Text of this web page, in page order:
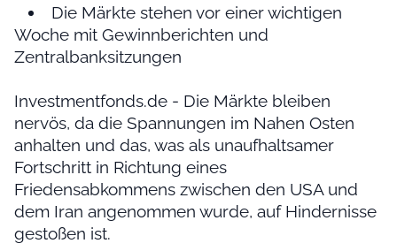
Die Märkte stehen vor einer wichtigen
Woche mit Gewinnberichten und
Zentralbanksitzungen
Investmentfonds.de - Die Märkte bleiben
nervös, da die Spannungen im Nahen Osten
anhalten und das, was als unaufhaltsamer
Fortschritt in Richtung eines
Friedensabkommens zwischen den USA und
dem Iran angenommen wurde, auf Hindernisse
gestoßen ist.